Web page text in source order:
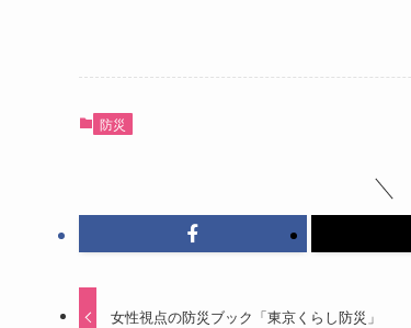
防災
女性視点の防災ブック「東京くらし防災」